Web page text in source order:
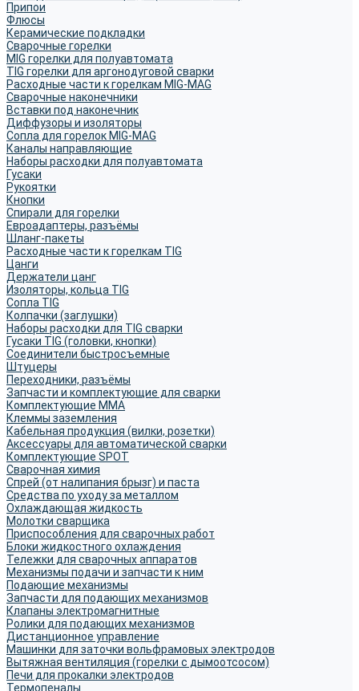
Припои
Флюсы
Керамические подкладки
Сварочные горелки
MIG горелки для полуавтомата
TIG горелки для аргонодуговой сварки
Расходные части к горелкам MIG-MAG
Сварочные наконечники
Вставки под наконечник
Диффузоры и изоляторы
Сопла для горелок MIG-MAG
Каналы направляющие
Наборы расходки для полуавтомата
Гусаки
Рукоятки
Кнопки
Спирали для горелки
Евроадаптеры, разъёмы
Шланг-пакеты
Расходные части к горелкам TIG
Цанги
Держатели цанг
Изоляторы, кольца TIG
Сопла TIG
Колпачки (заглушки)
Наборы расходки для TIG сварки
Гусаки TIG (головки, кнопки)
Соединители быстросъемные
Штуцеры
Переходники, разъёмы
Запчасти и комплектующие для сварки
Комплектующие ММА
Клеммы заземления
Кабельная продукция (вилки, розетки)
Аксессуары для автоматической сварки
Комплектующие SPOT
Сварочная химия
Спрей (от налипания брызг) и паста
Средства по уходу за металлом
Охлаждающая жидкость
Молотки сварщика
Приспособления для сварочных работ
Блоки жидкостного охлаждения
Тележки для сварочных аппаратов
Механизмы подачи и запчасти к ним
Подающие механизмы
Запчасти для подающих механизмов
Клапаны электромагнитные
Ролики для подающих механизмов
Дистанционное управление
Машинки для заточки вольфрамовых электродов
Вытяжная вентиляция (горелки с дымоотсосом)
Печи для прокалки электродов
Термопеналы